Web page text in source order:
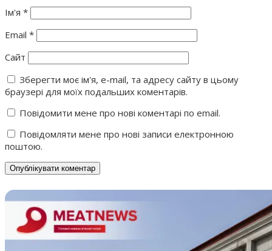
Ім'я *
Email *
Сайт
Зберегти моє ім'я, e-mail, та адресу сайту в цьому
браузері для моїх подальших коментарів.
Повідомити мене про нові коментарі по email.
Повідомляти мене про нові записи електронною
поштою.